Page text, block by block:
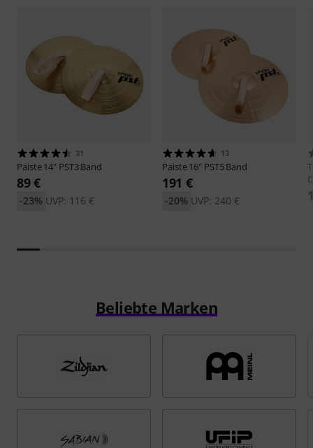
31
Paiste14" PST3 Band
89 €
UVP: 116 €
-23%
13
Paiste16" PST5 Band
191 €
UVP: 240 €
-20%
Beliebte Marken